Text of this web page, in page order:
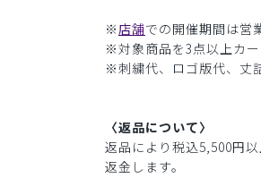
※店舗での開催期間は営
※対象商品を3点以上カー
※刺繍代、ロゴ版代、丈
〈返品について〉
返品により税込5,500円
返金します。